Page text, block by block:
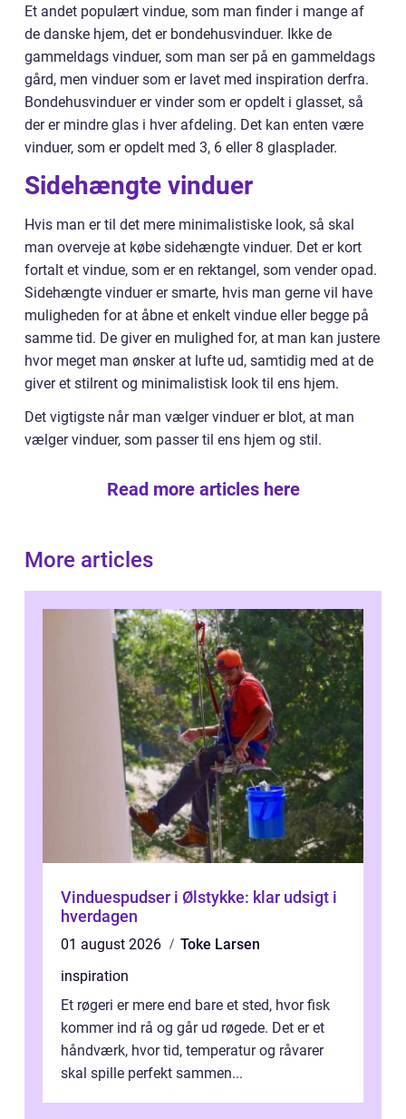
Et andet populært vindue, som man finder i mange af
de danske hjem, det er bondehusvinduer. Ikke de
gammeldags vinduer, som man ser på en gammeldags
gård, men vinduer som er lavet med inspiration derfra.
Bondehusvinduer er vinder som er opdelt i glasset, så
der er mindre glas i hver afdeling. Det kan enten være
vinduer, som er opdelt med 3, 6 eller 8 glasplader.
Sidehængte vinduer
Hvis man er til det mere minimalistiske look, så skal
man overveje at købe sidehængte vinduer. Det er kort
fortalt et vindue, som er en rektangel, som vender opad.
Sidehængte vinduer er smarte, hvis man gerne vil have
muligheden for at åbne et enkelt vindue eller begge på
samme tid. De giver en mulighed for, at man kan justere
hvor meget man ønsker at lufte ud, samtidig med at de
giver et stilrent og minimalistisk look til ens hjem.
Det vigtigste når man vælger vinduer er blot, at man
vælger vinduer, som passer til ens hjem og stil.
Read more articles here
More articles
Vinduespudser i Ølstykke: klar udsigt i
hverdagen
01 august 2026
Toke Larsen
inspiration
Et røgeri er mere end bare et sted, hvor fisk
kommer ind rå og går ud røgede. Det er et
håndværk, hvor tid, temperatur og råvarer
skal spille perfekt sammen...